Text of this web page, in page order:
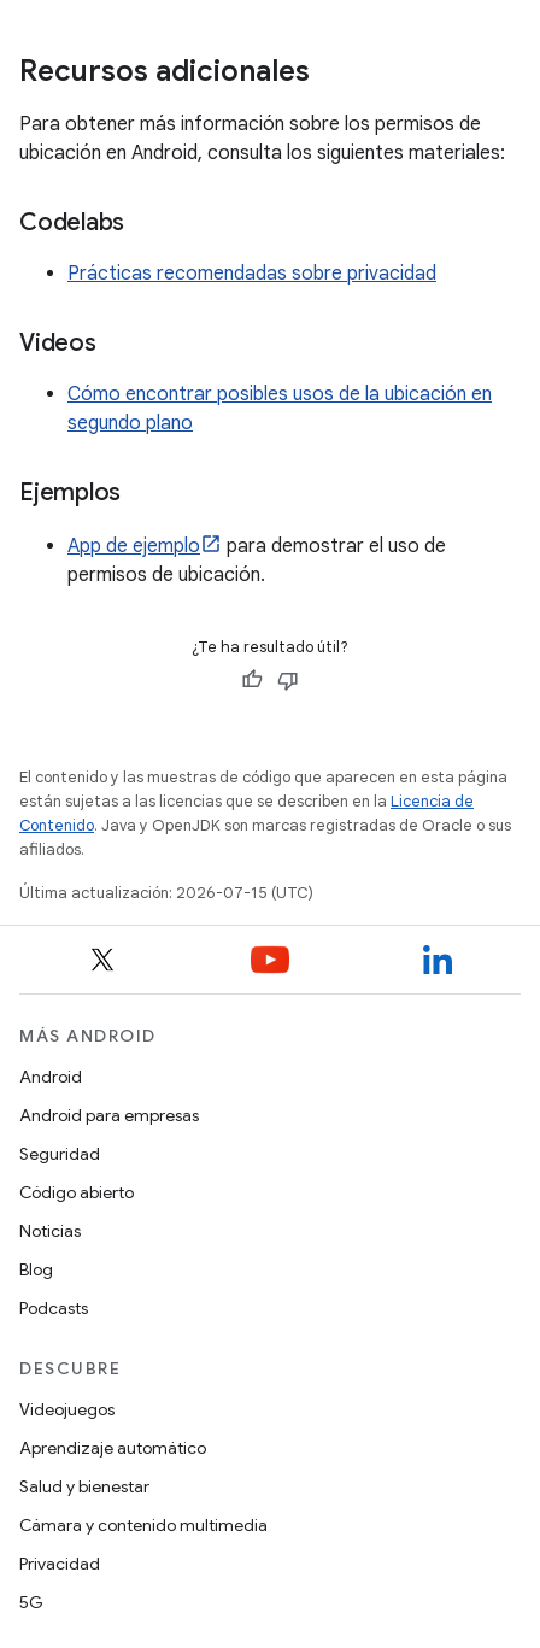
Recursos adicionales
Para obtener más información sobre los permisos de
ubicación en Android, consulta los siguientes materiales:
Codelabs
Prácticas recomendadas sobre privacidad
Videos
Cómo encontrar posibles usos de la ubicación en
segundo plano
Ejemplos
App de ejemplo
para demostrar el uso de
permisos de ubicación.
¿Te ha resultado útil?
El contenido y las muestras de código que aparecen en esta página
están sujetas a las licencias que se describen en la Licencia de
Contenido. Java y OpenJDK son marcas registradas de Oracle o sus
afiliados.
Última actualización: 2026-07-15 (UTC)
MÁS ANDROID
Android
Android para empresas
Seguridad
Código abierto
Noticias
Blog
Podcasts
DESCUBRE
Videojuegos
Aprendizaje automático
Salud y bienestar
Cámara y contenido multimedia
Privacidad
5G